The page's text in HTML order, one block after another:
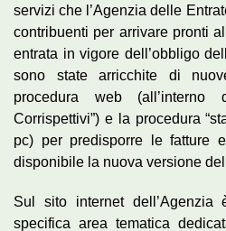
servizi che l’Agenzia delle
contribuenti per arrivare pronti
entrata in vigore dell’obbligo
sono state arricchite di
procedura web
Corrispettivi”) e la procedura
pc) per predisporre le fatture
disponibile la nuova versione
Sul sito internet dell’Agenzia
specifica area tematica